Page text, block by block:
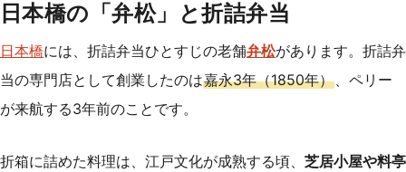
日本橋の「弁松」と折詰弁当
日本橋には、折詰弁当ひとすじの老舗弁松があります。折詰弁
当の専門店として創業したのは嘉永3年（1850年）、ペリー
が来航する3年前のことです。
折箱に詰めた料理は、江戸文化が成熟する頃、 芝居小屋や料亭